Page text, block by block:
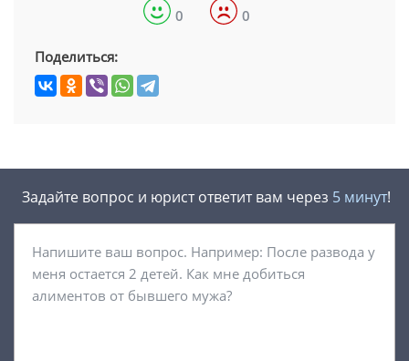
0 0
Поделиться:
Задайте вопрос и юрист ответит вам через 5 минут!